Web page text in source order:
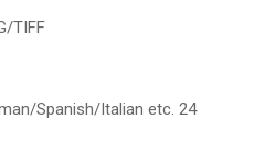
TIFF
Spanish/Italian etc. 24